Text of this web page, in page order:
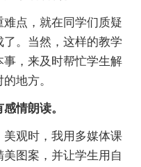
点，就在同学们质疑
。当然，这样的教学
，来及时帮忙学生解
地方。
情朗读。
观时，我用多媒体课
图案，并让学生用自